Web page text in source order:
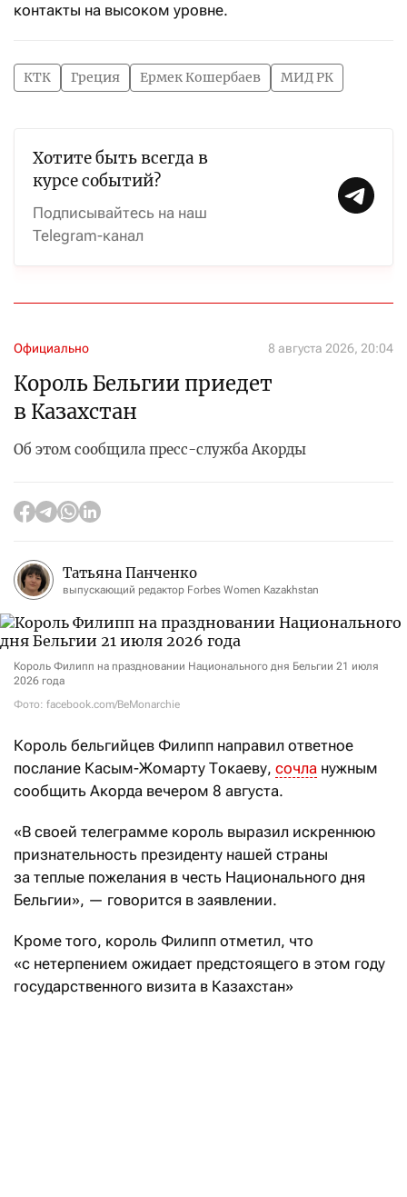
контакты на высоком уровне.
КТК Греция Ермек Кошербаев МИД РК
Хотите быть всегда в
курсе событий?
Подписывайтесь на наш
Telegram-канал
Официально 8 августа 2026, 20:04
Король Бельгии приедет
в Казахстан
Об этом сообщила пресс-служба Акорды
Татьяна Панченко
выпускающий редактор Forbes Women Kazakhstan
Король Филипп на праздновании Национального дня Бельгии 21 июля
2026 года
Фото: facebook.com/BeMonarchie
Король бельгийцев Филипп направил ответное
послание Касым-Жомарту Токаеву, сочла нужным
сообщить Акорда вечером 8 августа.
«В своей телеграмме король выразил искреннюю
признательность президенту нашей страны
за теплые пожелания в честь Национального дня
Бельгии», — говорится в заявлении.
Кроме того, король Филипп отметил, что
«с нетерпением ожидает предстоящего в этом году
государственного визита в Казахстан»